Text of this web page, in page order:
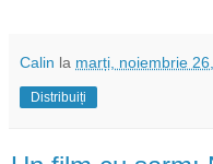
Calin la marți, noiembrie
Distribuiți